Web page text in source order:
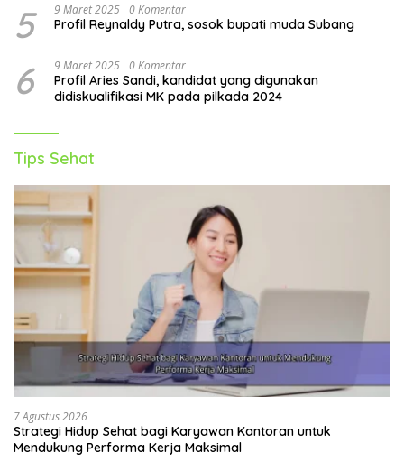
5 9 Maret 2025 0 Komentar
Profil Reynaldy Putra, sosok bupati muda Subang
6 9 Maret 2025 0 Komentar
Profil Aries Sandi, kandidat yang digunakan
didiskualifikasi MK pada pilkada 2024
Tips Sehat
7 Agustus 2026
Strategi Hidup Sehat bagi Karyawan Kantoran untuk
Mendukung Performa Kerja Maksimal